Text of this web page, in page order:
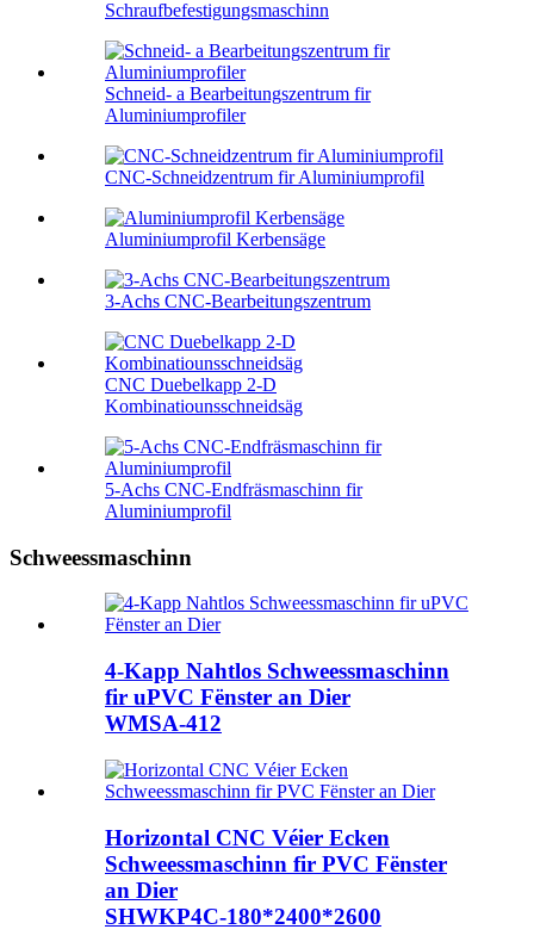
Schraufbefestigungsmaschinn
Schneid- a Bearbeitungszentrum fir
Aluminiumprofiler
CNC-Schneidzentrum fir Aluminiumprofil
Aluminiumprofil Kerbensäge
3-Achs CNC-Bearbeitungszentrum
CNC Duebelkapp 2-D
Kombinatiounsschneidsäg
5-Achs CNC-Endfräsmaschinn fir
Aluminiumprofil
Schweessmaschinn
4-Kapp Nahtlos Schweessmaschinn
fir uPVC Fënster an Dier
WMSA-412
Horizontal CNC Véier Ecken
Schweessmaschinn fir PVC Fënster
an Dier
SHWKP4C-180*2400*2600